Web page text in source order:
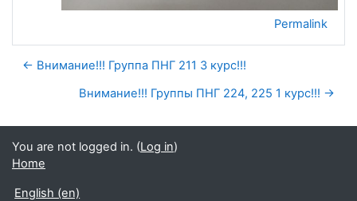
Permalink
← Внимание!!! Группа ПНГ 211 3 курс!!!
Внимание!!! Группы ПНГ 224, 225 1 курс!!! →
You are not logged in. (Log in)
Home
English ‎(en)‎